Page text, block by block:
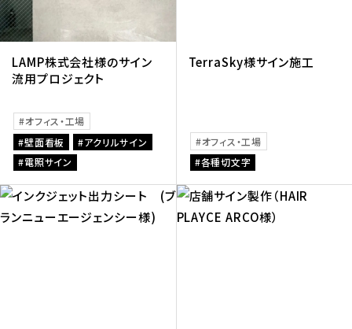
LAMP株式会社様のサイン
流用プロジェクト
オフィス・工場
壁面看板
アクリルサイン
電照サイン
TerraSky様サイン施工
オフィス・工場
各種切文字